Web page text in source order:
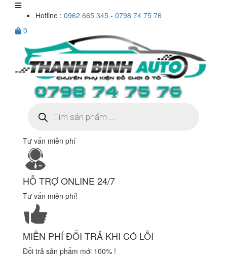
Hotline : 0962 665 345 - 0798 74 75 76
0
kiếm
sản
Tư vấn miễn phí
HỖ TRỢ ONLINE 24/7
Tư vấn miễn phí!
MIỄN PHÍ ĐỔI TRẢ KHI CÓ LỖI
Đổi trả sản phẩm mới 100% !